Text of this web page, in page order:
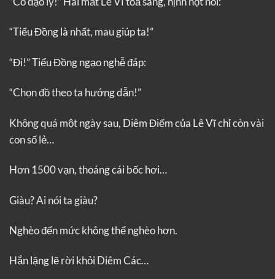
“Tiểu Đồng là nhất, mau giúp ta!”
“Đi!” Tiểu Đồng ngạo nghễ đáp:
“Chọn đồ theo ta hướng dẫn!”
Không quá một ngày sau, Diêm Điểm của Lê Vĩ chỉ còn vài
con số lẻ…
Hơn 1500 vạn, thoáng cái bốc hơi…
Giàu? Ai nói ta giàu?
Nghèo đến mức không thể nghèo hơn.
Hắn lặng lẽ rời khỏi Diêm Các…